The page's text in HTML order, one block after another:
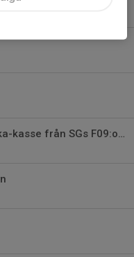
Har du förra säsongens fika-kasse från SGs F09:or?